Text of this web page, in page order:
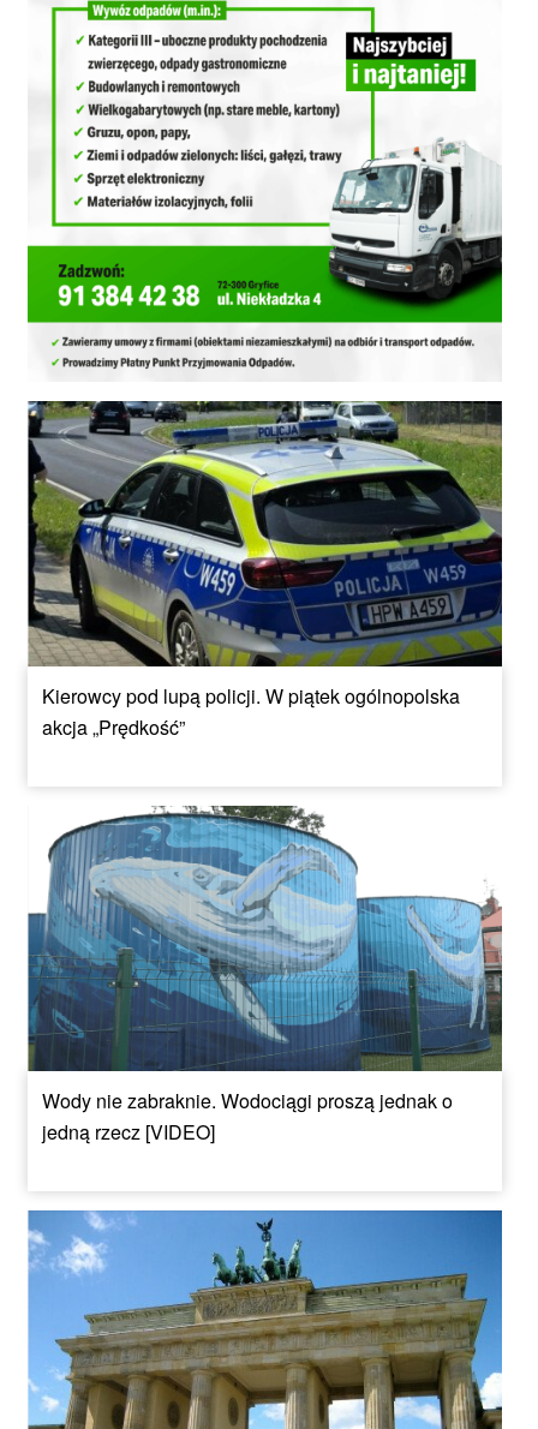
Kierowcy pod lupą policji. W piątek ogólnopolska
akcja „Prędkość”
Wody nie zabraknie. Wodociągi proszą jednak o
jedną rzecz [VIDEO]